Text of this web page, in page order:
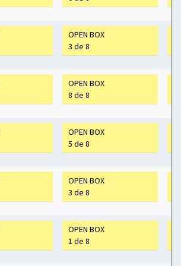
OPEN BOX
3 de 8
OPEN BOX
8 de 8
OPEN BOX
5 de 8
OPEN BOX
3 de 8
OPEN BOX
1 de 8